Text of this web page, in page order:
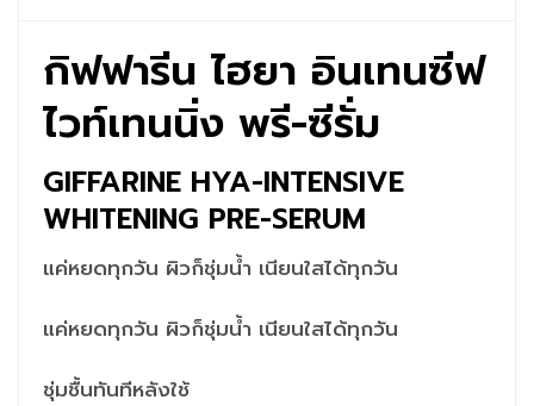
กิฟฟารีน ไฮยา อินเทนซีฟ
ไวท์เทนนิ่ง พรี-ซีรั่ม
GIFFARINE HYA-INTENSIVE
WHITENING PRE-SERUM
แค่หยดทุกวัน ผิวก็ชุ่มน้ำ เนียนใสได้ทุกวัน
แค่หยดทุกวัน ผิวก็ชุ่มน้ำ เนียนใสได้ทุกวัน
ชุ่มชื้นทันทีหลังใช้